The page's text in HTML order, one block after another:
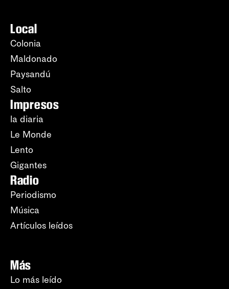
Local
Colonia
Maldonado
Paysandú
Salto
Impresos
la diaria
Le Monde
Lento
Gigantes
Radio
Periodismo
Música
Artículos leídos
Más
Lo más leído